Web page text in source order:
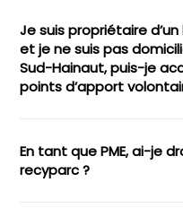
Je suis propriétaire
et je ne suis pas
Sud-Hainaut, puis-je
points d’apport
En tant que PME, ai-je
recyparc ?